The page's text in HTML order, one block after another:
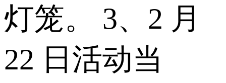
灯笼。 3、2 月
22 日活动当